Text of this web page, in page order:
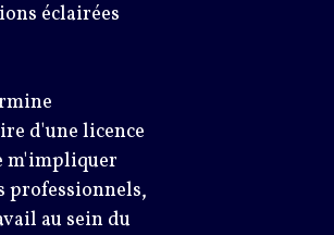
éclairées
d'une licence
m'impliquer
professionnels,
au sein du